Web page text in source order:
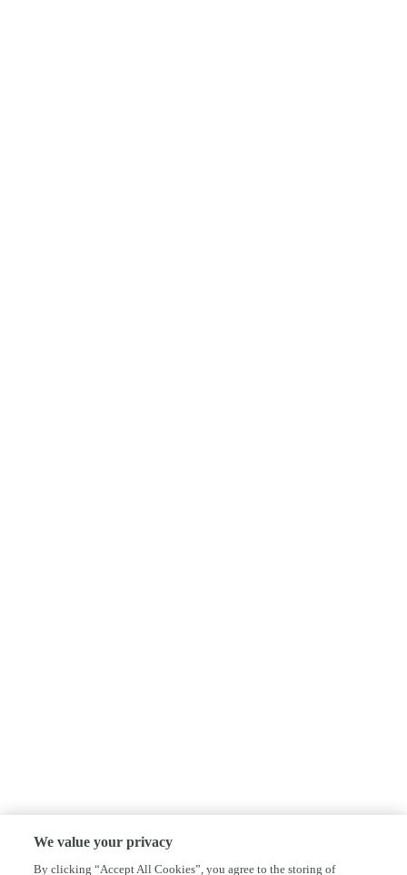
We value your privacy
By clicking “Accept All Cookies”, you agree to the storing of